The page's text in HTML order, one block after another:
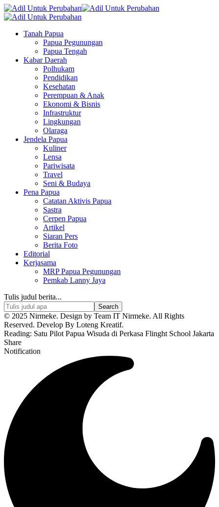
Tanah Papua
Papua Pegunungan
Papua Tengah
Kabar Daerah
Polhukam
Pendidikan
Kesehatan
Perempuan & Anak
Ekonomi & Bisnis
Infrastruktur
Lingkungan
Olaraga
Jendela Papua
Kuliner
Lensa
Pariwisata
Travel
Seni & Budaya
Pena Papua
Catatan Aktivis Papua
Sastra
Cerpen Papua
Artikel
Siaran Pers
Berita Foto
Editorial
Kerjasama
MRP Papua Pegunungan
Pemkab Lanny Jaya
Tulis judul berita...
© 2025 Nirmeke. Design by Team IT Nirmeke. All Rights
Reserved. Develop By Loteng Kreatif.
Reading: Satu Pilot Papua Wisuda di Perkasa Flinght School Jakarta
Share
Notification